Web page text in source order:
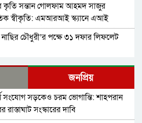
কৃতি সন্তান গোলফাম আহমদ সাজুর
স্বীকৃতি: এমআরআই স্ক্যানে এআই
অর্জন
নাছির চৌধুরী’র পক্ষে ৩১ দফার লিফলেট
বিএনপির ‘রাষ্ট্র কাঠামো মেরামত’ ৩১
বিতরণ ও গণসংযোগ
আইনের তোয়াক্কা নেই! খাসজমি দখল করে
ভবন বানাচ্ছেন সোনাসার বাজার কমিটির নেতা
জনপ্রিয়
সংযোগ সড়কেও চরম ভোগান্তি: শাহপরান
সংস্কারের দাবি